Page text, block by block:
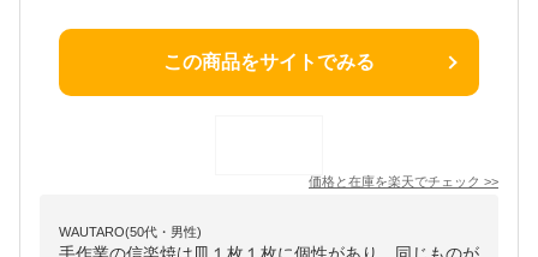
この商品をサイトでみる
価格と在庫を楽天でチェック >>
WAUTARO(50代・男性)